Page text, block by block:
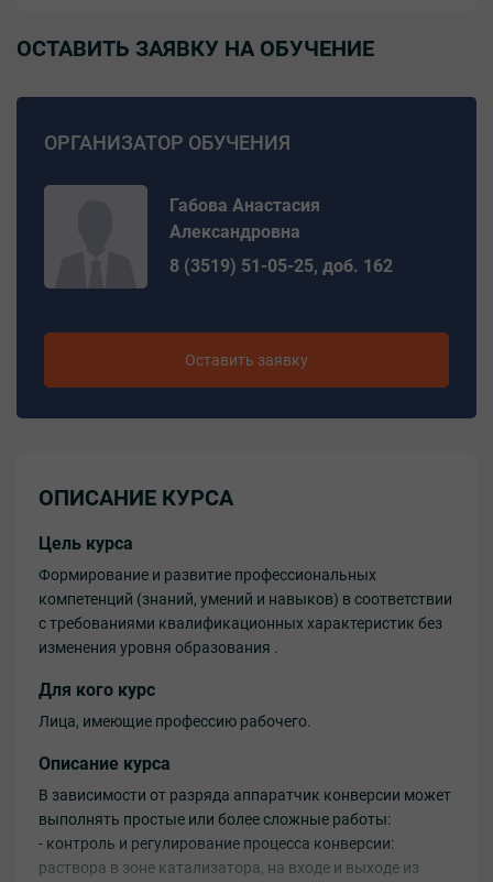
ОСТАВИТЬ ЗАЯВКУ НА ОБУЧЕНИЕ
ОРГАНИЗАТОР ОБУЧЕНИЯ
Габова Анастасия
Александровна
8 (3519) 51-05-25, доб. 162
Оставить заявку
ОПИСАНИЕ КУРСА
Цель курса
Формирование и развитие профессиональных
компетенций (знаний, умений и навыков) в соответствии
с требованиями квалификационных характеристик без
изменения уровня образования .
Для кого курс
Лица, имеющие профессию рабочего.
Описание курса
В зависимости от разряда аппаратчик конверсии может
выполнять простые или более сложные работы:
- контроль и регулирование процесса конверсии:
раствора в зоне катализатора, на входе и выходе из